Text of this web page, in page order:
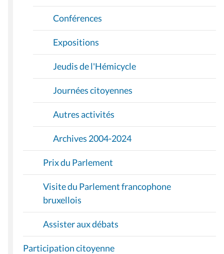
Conférences
Expositions
Jeudis de l'Hémicycle
Journées citoyennes
Autres activités
Archives 2004-2024
Prix du Parlement
Visite du Parlement francophone
bruxellois
Assister aux débats
Participation citoyenne